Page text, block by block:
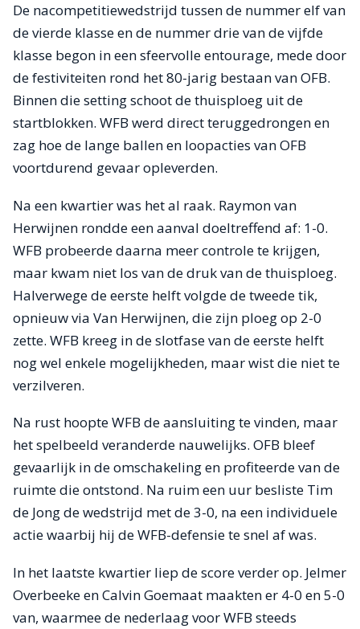
De nacompetitiewedstrijd tussen de nummer elf van
de vierde klasse en de nummer drie van de vijfde
klasse begon in een sfeervolle entourage, mede door
de festiviteiten rond het 80-jarig bestaan van OFB.
Binnen die setting schoot de thuisploeg uit de
startblokken. WFB werd direct teruggedrongen en
zag hoe de lange ballen en loopacties van OFB
voortdurend gevaar opleverden.
Na een kwartier was het al raak. Raymon van
Herwijnen rondde een aanval doeltreffend af: 1-0.
WFB probeerde daarna meer controle te krijgen,
maar kwam niet los van de druk van de thuisploeg.
Halverwege de eerste helft volgde de tweede tik,
opnieuw via Van Herwijnen, die zijn ploeg op 2-0
zette. WFB kreeg in de slotfase van de eerste helft
nog wel enkele mogelijkheden, maar wist die niet te
verzilveren.
Na rust hoopte WFB de aansluiting te vinden, maar
het spelbeeld veranderde nauwelijks. OFB bleef
gevaarlijk in de omschakeling en profiteerde van de
ruimte die ontstond. Na ruim een uur besliste Tim
de Jong de wedstrijd met de 3-0, na een individuele
actie waarbij hij de WFB-defensie te snel af was.
In het laatste kwartier liep de score verder op. Jelmer
Overbeeke en Calvin Goemaat maakten er 4-0 en 5-0
van, waarmee de nederlaag voor WFB steeds